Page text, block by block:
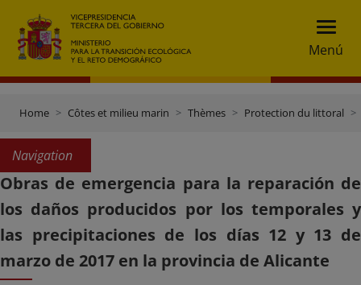
Menú
Home Côtes et milieu marin Thèmes Protection du littoral
Navigation
Obras de emergencia para la reparación de
los daños producidos por los temporales y
las precipitaciones de los días 12 y 13 de
marzo de 2017 en la provincia de Alicante